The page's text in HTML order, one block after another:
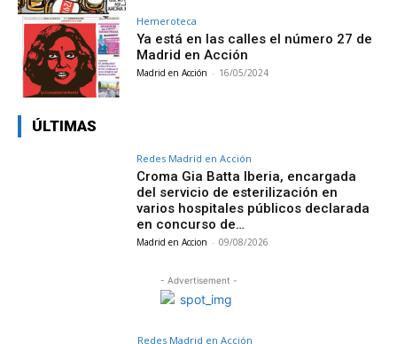
Hemeroteca
Ya está en las calles el número 27 de
Madrid en Acción
Madrid en Acción - 16/05/2024
ÚLTIMAS
Redes Madrid en Acción
Croma Gia Batta Iberia, encargada
del servicio de esterilización en
varios hospitales públicos declarada
en concurso de…
Madrid en Accion - 09/08/2026
- Advertisement -
Redes Madrid en Acción